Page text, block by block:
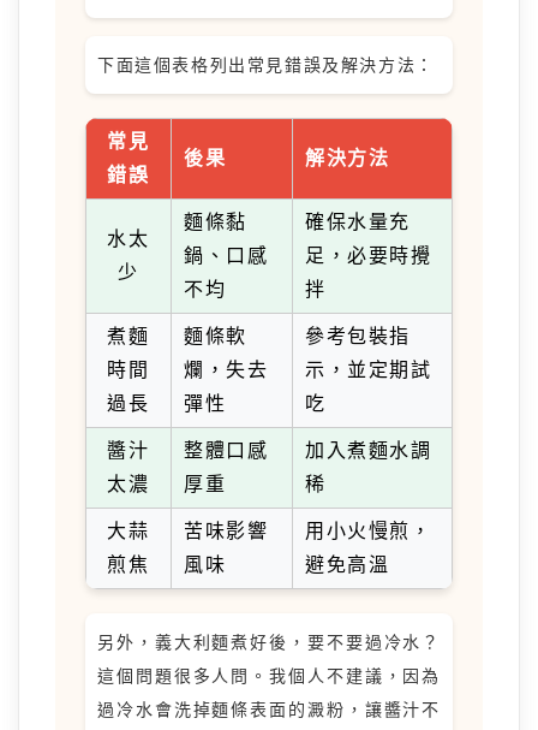
下面這個表格列出常見錯誤及解決方法：
常見
錯誤
後果 解決方法
水太
少
麵條黏
鍋、口感
不均
確保水量充
足，必要時攪
拌
煮麵
時間
過長
麵條軟
爛，失去
彈性
參考包裝指
示，並定期試
吃
醬汁
太濃
整體口感
厚重
加入煮麵水調
稀
大蒜
煎焦
苦味影響
風味
用小火慢煎，
避免高溫
另外，義大利麵煮好後，要不要過冷水？
這個問題很多人問。我個人不建議，因為
過冷水會洗掉麵條表面的澱粉，讓醬汁不